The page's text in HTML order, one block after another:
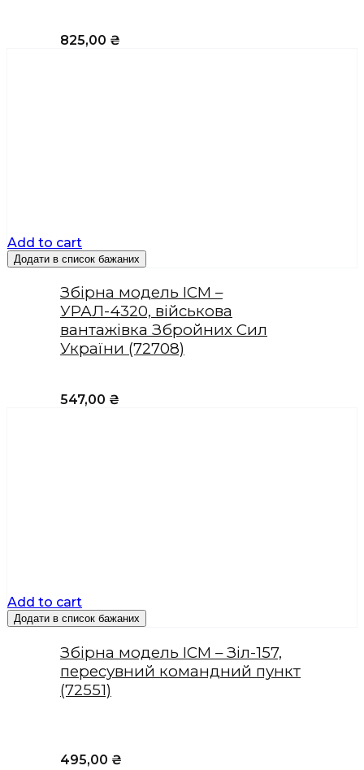
825,00 ₴
Add to cart
Додати в список бажаних
Збірна модель ICM –
УРАЛ-4320, військова
вантажівка Збройних Сил
України (72708)
547,00 ₴
Add to cart
Додати в список бажаних
Збірна модель ICM – Зіл-157,
пересувний командний пункт
(72551)
495,00 ₴